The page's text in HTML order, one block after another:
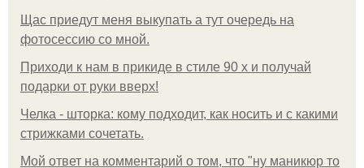
Щас приедут меня выкупать а тут очередь на
фотосессию со мной.
Приходи к нам в прикиде в стиле 90 х и получай
подарки от руки вверх!
Челка - шторка: кому подходит, как носить и с какими
стрижками сочетать.
Мой ответ на комментарий о том, что "ну маникюр то